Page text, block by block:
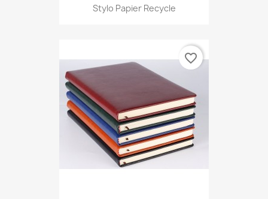
Stylo Papier Recycle
favorite_border